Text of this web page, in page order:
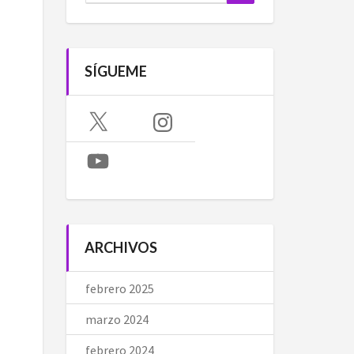
SÍGUEME
X Instagram
YouTube
ARCHIVOS
febrero 2025
marzo 2024
febrero 2024